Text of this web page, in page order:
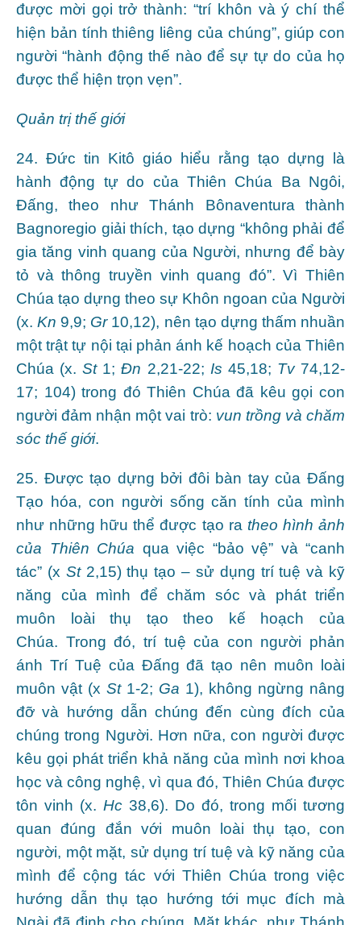
được mời gọi trở thành: “trí khôn và ý chí thể
hiện bản tính thiêng liêng của chúng”, giúp con
người “hành động thế nào để sự tự do của họ
được thể hiện trọn vẹn”.
Quản trị thế giới
24. Đức tin Kitô giáo hiểu rằng tạo dựng là
hành động tự do của Thiên Chúa Ba Ngôi,
Đấng, theo như Thánh Bônaventura thành
Bagnoregio giải thích, tạo dựng “không phải để
gia tăng vinh quang của Người, nhưng để bày
tỏ và thông truyền vinh quang đó”. Vì Thiên
Chúa tạo dựng theo sự Khôn ngoan của Người
(x.Kn 9,9; Gr10,12), nên tạo dựng thấm nhuần
một trật tự nội tại phản ánh kế hoạch của Thiên
Chúa (x.St1;Đn 2,21-22; Is 45,18; Tv74,12-
17; 104) trong đó Thiên Chúa đã kêu gọi con
người đảm nhận một vai trò: vun trồng và chăm
sóc thế giới.
25. Được tạo dựng bởi đôi bàn tay của Đấng
Tạo hóa, con người sống căn tính của mình
như những hữu thể được tạo ra theo hình ảnh
của Thiên Chúa qua việc “bảo vệ” và “canh
tác” (x St2,15) thụ tạo – sử dụng trí tuệ và kỹ
năng của mình để chăm sóc và phát triển
muôn loài thụ tạo theo kế hoạch của
Chúa. Trong đó, trí tuệ của con người phản
ánh Trí Tuệ của Đấng đã tạo nên muôn loài
muôn vật (x St1-2; Ga 1), không ngừng nâng
đỡ và hướng dẫn chúng đến cùng đích của
chúng trong Người. Hơn nữa, con người được
kêu gọi phát triển khả năng của mình nơi khoa
học và công nghệ, vì qua đó, Thiên Chúa được
tôn vinh (x. Hc 38,6). Do đó, trong mối tương
quan đúng đắn với muôn loài thụ tạo, con
người, một mặt, sử dụng trí tuệ và kỹ năng của
mình để cộng tác với Thiên Chúa trong việc
hướng dẫn thụ tạo hướng tới mục đích mà